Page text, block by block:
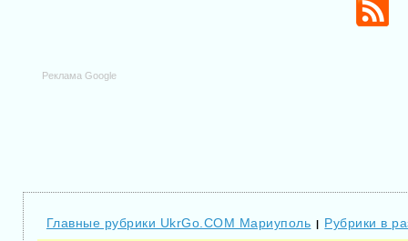
Реклама Google
Главные рубрики UkrGo.COM Мариуполь | Рубрики в